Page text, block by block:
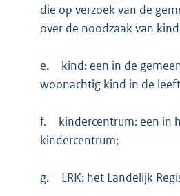
die op verzoek van de
over de noodzaak van
e.
kind: een in de
woonachtig kind in de
f.
kindercentrum: een in
kindercentrum;
g. LRK: het Landelijk